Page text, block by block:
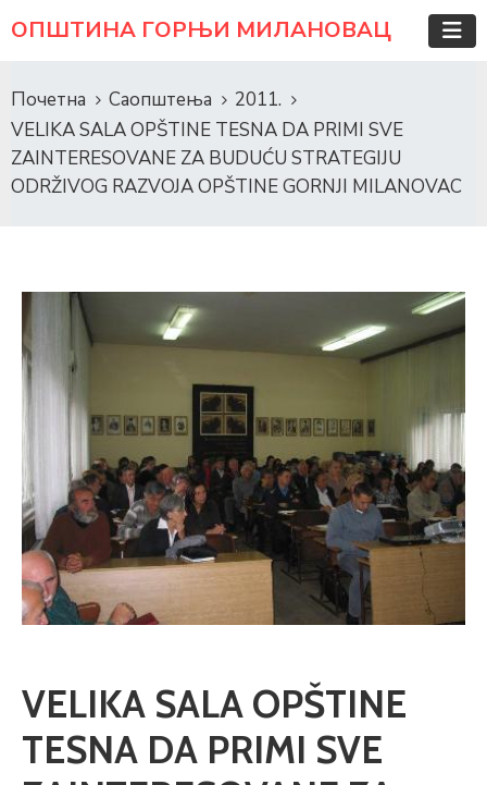
ОПШТИНА ГОРЊИ МИЛАНОВАЦ
Почетна Саопштења
2011.
VELIKA SALA OPŠTINE TESNA DA PRIMI SVE
ZAINTERESOVANE ZA BUDUĆU STRATEGIJU
ODRŽIVOG RAZVOJA OPŠTINE GORNJI MILANOVAC
VELIKA SALA OPŠTINE
TESNA DA PRIMI SVE